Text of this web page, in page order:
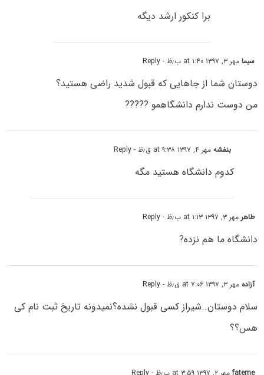
برا کنکور ارشد دیگه
سیمامهر ۳, ۱۳۹۷ at ۱:۴۰ ب٫ظ - Reply
دوستان شما از جاهایی که قبول شدید راضی هستید؟
من دوست ندارم دانشگاهمو ?????
بنفشهمهر ۴, ۱۳۹۷ at ۹:۳۸ ق٫ظ - Reply
کدوم دانشگاه هستید مگه
طاهرمهر ۳, ۱۳۹۷ at ۱:۱۳ ب٫ظ - Reply
دانشگاه ما هم نزده?
آزاده مهر ۳, ۱۳۹۷ at ۷:۰۶ ق٫ظ - Reply
سلام دوستان..شیراز کسی قبول نشده؟نمیدونه تاریخ ثبت نام کی
هس؟؟